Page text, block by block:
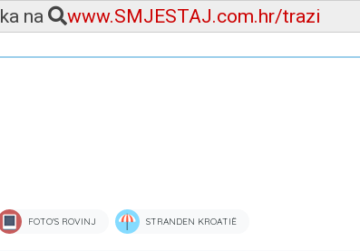
na www.SMJESTAJ.com.hr/trazi
FOTO'S ROVINJ STRANDEN KROATIË